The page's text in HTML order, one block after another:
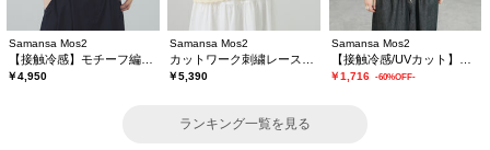
Samansa Mos2
￥4,950
Samansa Mos2
￥5,390
Samansa Mos2
￥1,716 -60%OFF-
ランキング一覧を見る